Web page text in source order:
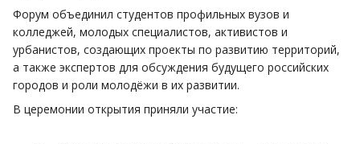
Форум объединил студентов профильных вузов и
колледжей, молодых специалистов, активистов и
урбанистов, создающих проекты по развитию территорий,
а также экспертов для обсуждения будущего российских
городов и роли молодёжи в их развитии.
В церемонии открытия приняли участие: